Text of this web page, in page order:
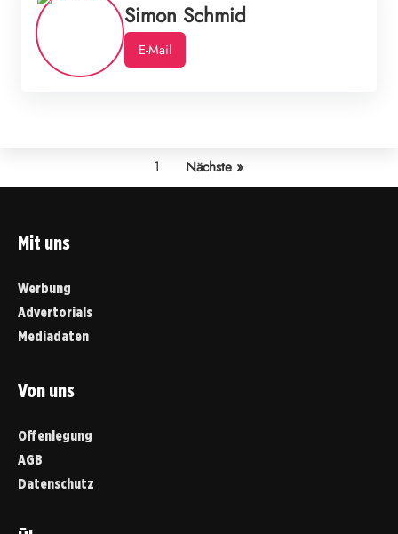
Simon Schmid
E-Mail
1 Nächste »
Mit uns
Werbung
Advertorials
Mediadaten
Von uns
Offenlegung
AGB
Datenschutz